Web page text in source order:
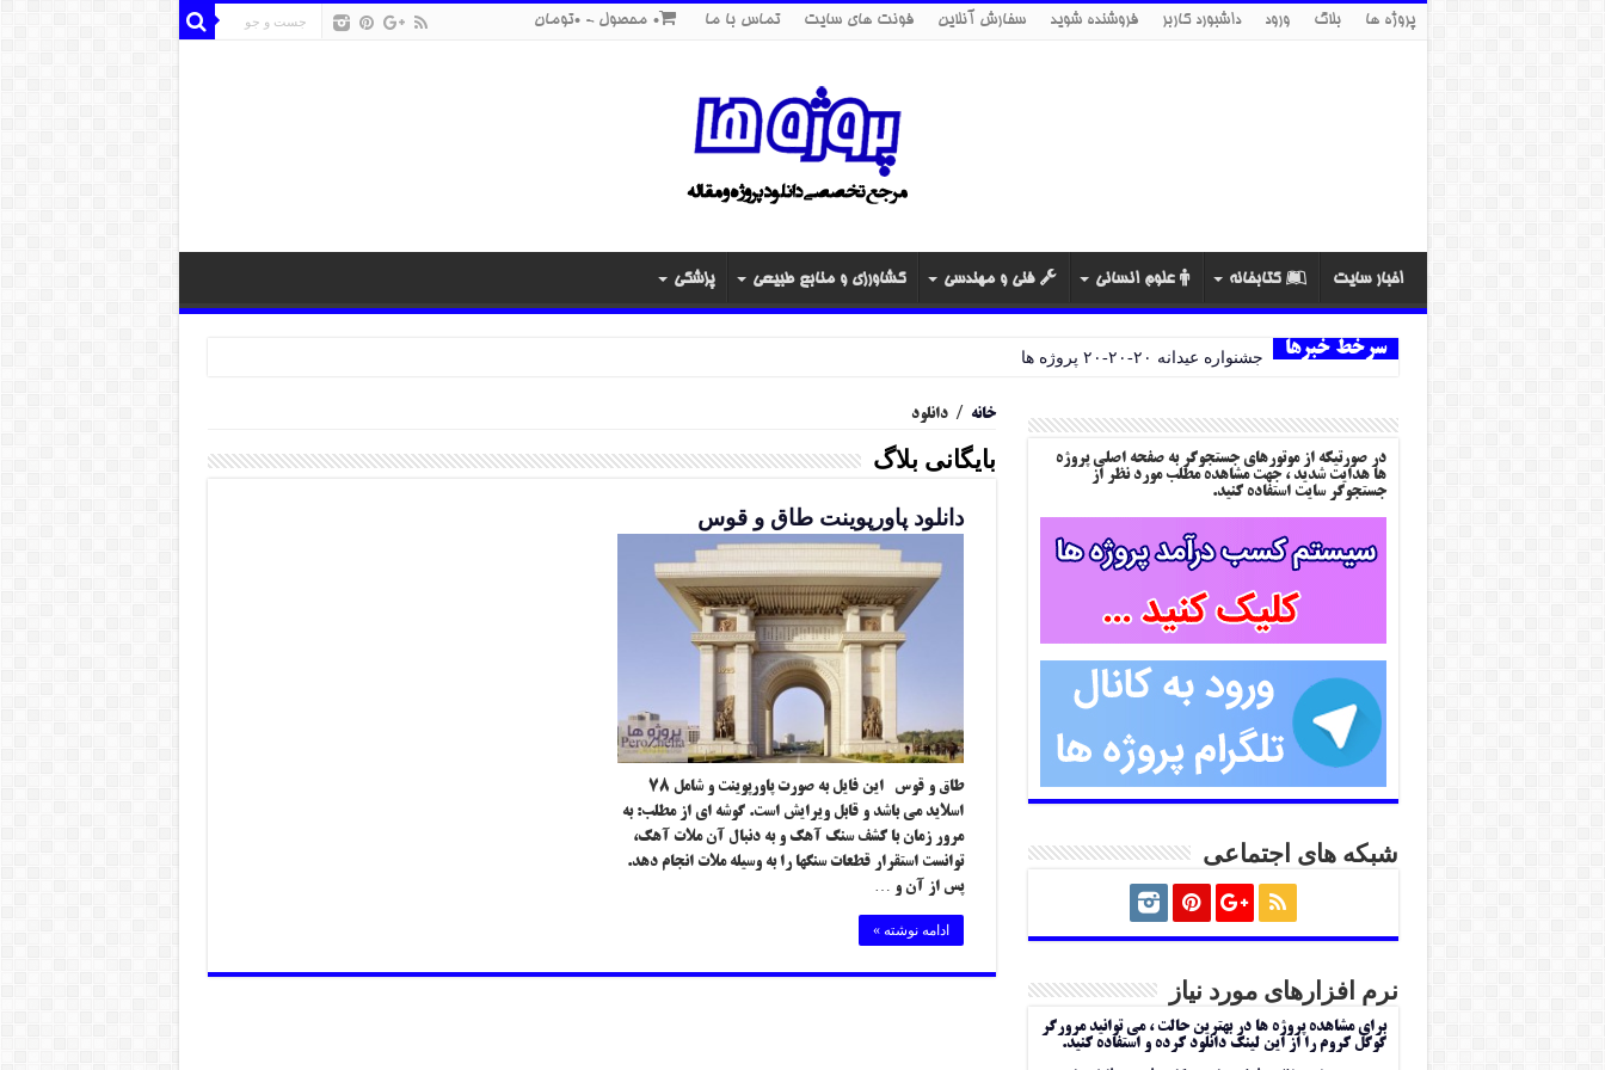
پروژه ها بلاگ ورود داشبورد کاربر فروشنده شوید سفارش آنلاین فونت های سایت تماس با ما 0 محصول 0تومان
اخبار سایت کتابخانه علوم انسانی فنی و مهندسی کشاورزی و منابع طبیعی پزشکی
سرخط خبرها جشنواره عیدانه ۲۰-۲۰-۲۰ پروژه ها
خانه / دانلود
بایگانی بلاگ
دانلود پاورپوینت طاق و قوس
طاق و قوس این فایل به صورت پاورپوینت و شامل ۷۸
اسلاید می باشد و قابل ویرایش است. گوشه ای از مطلب: به
مرور زمان با کشف سنگ آهک و به دنبال آن ملات آهک،
توانست استقرار قطعات سنگها را به وسیله ملات انجام دهد.
پس از آن و …
ادامه نوشته »
در صورتیکه از موتورهای جستجوگر به صفحه اصلی پروژه
ها هدایت شدید ، جهت مشاهده مطلب مورد نظر از
جستجوگر سایت استفاده کنید.
شبکه های اجتماعی
نرم افزارهای مورد نیاز
برای مشاهده پروژه ها در بهترین حالت ، می توانید مرورگر
گوگل کروم را از این لینک دانلود کرده و استفاده کنید.